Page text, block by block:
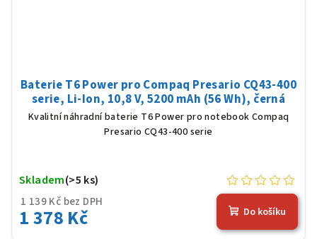
Baterie T6 Power pro Compaq Presario CQ43-400
serie, Li-Ion, 10,8 V, 5200 mAh (56 Wh), černá
Kvalitní náhradní baterie T6 Power pro notebook Compaq
Presario CQ43-400 serie
1 139 Kč bez DPH
1 378 Kč
Skladem(>5 ks)
Do košíku